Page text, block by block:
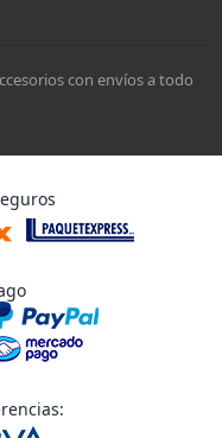
con envíos a todo